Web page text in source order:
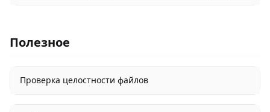
Полезное
Проверка целостности файлов